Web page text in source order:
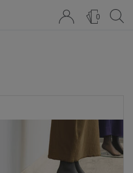
0